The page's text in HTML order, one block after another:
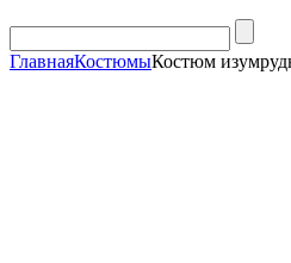
ГлавнаяКостюмыКостюм